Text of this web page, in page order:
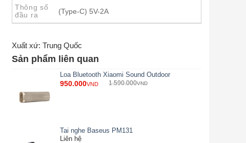
Thông số
đầu ra
(Type-C) 5V-2A
Xuất xứ: Trung Quốc
Sản phẩm liên quan
Loa Bluetooth Xiaomi Sound Outdoor
950.000VND 1.590.000VND
Tai nghe Baseus PM131
Liên hệ